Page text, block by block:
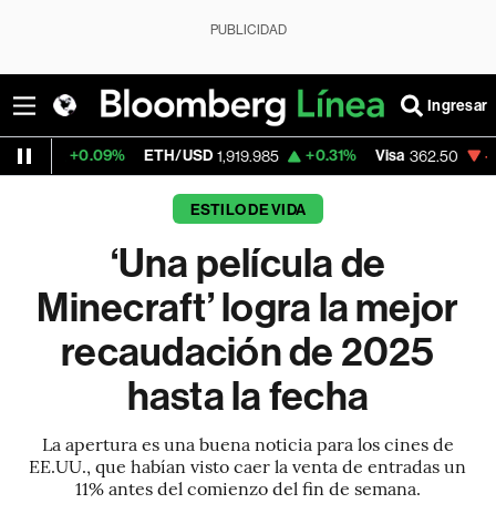
PUBLICIDAD
Ingresar
ETH/USD 1,919.985 +0.31% Visa 362.50 -2.15%
ESTILO DE VIDA
‘Una película de
Minecraft’ logra la mejor
recaudación de 2025
hasta la fecha
La apertura es una buena noticia para los cines de
EE.UU., que habían visto caer la venta de entradas un
11% antes del comienzo del fin de semana.